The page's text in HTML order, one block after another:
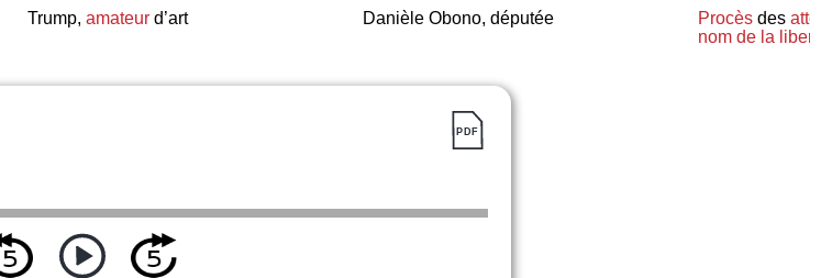
ADJUST COLORS
Trump, amateurd’art
Danièle Obono, députée
Procès des
nom de la